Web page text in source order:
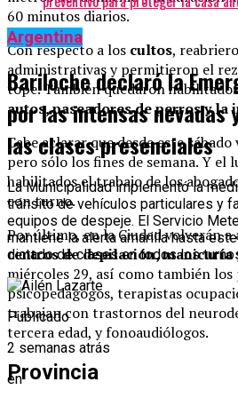
60 minutos diarios.
Con respecto a los cultos,
administrativas y permitieron el
tope. También quedaron
autos, paseadores de perros y
Cabe aclarar que desde este
pero sólo los fines de semana. Y el
habilitados el trabajo de los
con turno.
Por último, en la Ciudad volverán
centros de depilación, manicuría
miércoles 29, así como también los
psicopedagogos, terapistas
trabajan con trastornos del
tercera edad, y fonoaudiólogos.
Provincia
Argentina
Bariloche declaró la
por las intensas nevadas
las clases presenciales
La Municipalidad implementó la
tránsito de vehículos particulares y
equipos de despeje. El Servicio
mantiene la alerta amarilla hasta
dictado de clases en todos los
Publicado
2 semanas atrás
en